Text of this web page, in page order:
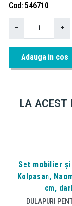
Cod 546710
− +
Adauga in cos
LA ACEST
Set mobilier
Kolpasan,
cm,
DULAPURI